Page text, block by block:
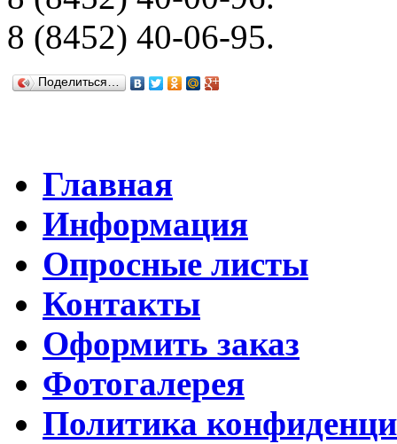
8 (8452) 40-06-95.
Поделиться…
Главная
Информация
Опросные листы
Контакты
Оформить заказ
Фотогалерея
Политика